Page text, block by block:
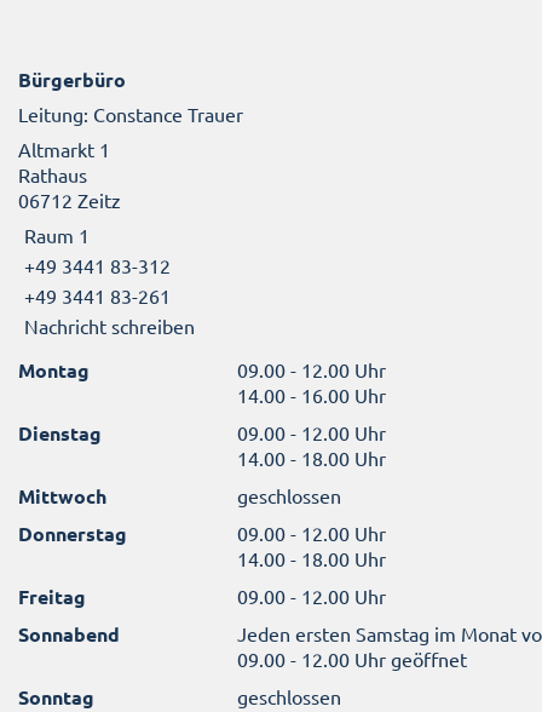
Bürgerbüro
Leitung: Constance Trauer
Altmarkt 1
Rathaus
06712 Zeitz
Raum 1
+49 3441 83-312
+49 3441 83-261
Nachricht schreiben
Montag
09.00 - 12.00 Uhr
14.00 - 16.00 Uhr
Dienstag
09.00 - 12.00 Uhr
14.00 - 18.00 Uhr
Mittwoch geschlossen
Donnerstag
09.00 - 12.00 Uhr
14.00 - 18.00 Uhr
Freitag 09.00 - 12.00 Uhr
Sonnabend
Jeden ersten Samstag im Monat
09.00 - 12.00 Uhr geöffnet
Sonntag geschlossen